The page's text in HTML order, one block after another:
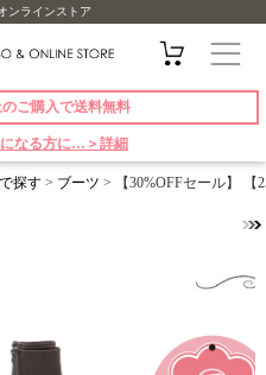
ンラインストア
ご購入で送料無料
なる方に…＞詳細
探す > ブーツ > 【30%OFFセール】 【